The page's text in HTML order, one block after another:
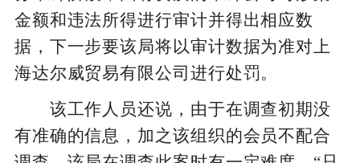
金额和违法所得进行审计并得出相应数
据，下一步要该局将以审计数据为准对上
海达尔威贸易有限公司进行处罚。
该工作人员还说，由于在调查初期没
有准确的信息，加之该组织的会员不配合